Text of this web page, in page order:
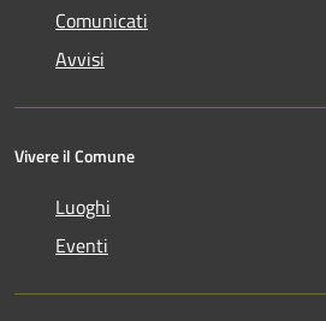
Comunicati
Avvisi
Vivere il Comune
Luoghi
Eventi